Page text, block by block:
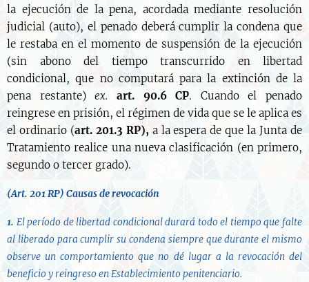
la ejecución de la pena, acordada mediante resolución
judicial (auto), el penado deberá cumplir la condena que
le restaba en el momento de suspensión de la ejecución
(sin abono del tiempo transcurrido en libertad
condicional, que no computará para la extinción de la
pena restante)ex. art. 90.6 CP. Cuando el penado
reingrese en prisión, el régimen de vida que se le aplica es
el ordinario (art. 201.3 RP), a la espera de que la Junta de
Tratamiento realice una nueva clasificación (en primero,
segundo o tercer grado).
(Art. 201 RP) Causas de revocación
1. El período de libertad condicional durará todo el tiempo que falte
al liberado para cumplir su condena siempre que durante el mismo
observe un comportamiento que no dé lugar a la revocación del
beneficio y reingreso en Establecimiento penitenciario.